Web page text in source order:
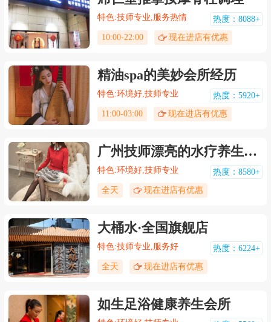
特色:技师专业,服务热情
热度：8088+
10:00-22:00
现在进店有优惠
精油spa的美妙会所经历
特色:环境好,技师专业
热度：5920+
11:00-03:00
现在进店有优惠
广州技师漂亮的水疗养生会所，技师专业服务细心周到
特色:环境好,技师专业
热度：8580+
全天
现在进店有优惠
大桶水·全国旗舰店
特色:技师专业,服务好
热度：6224+
全天
现在进店有优惠
如生足浴健康养生会所